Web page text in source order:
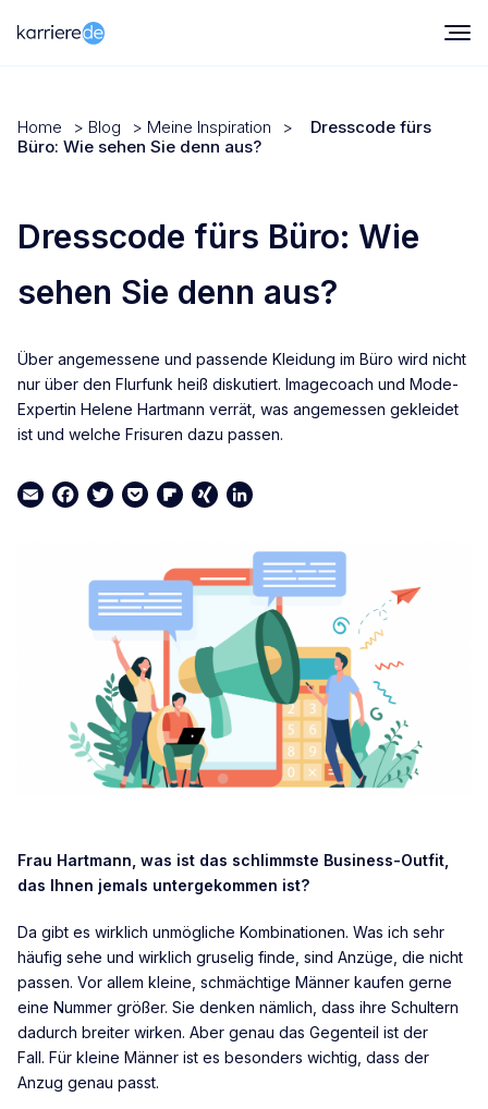
Home > Blog > Meine Inspiration >
Dresscode fürs
Büro: Wie sehen Sie denn aus?
Dresscode fürs Büro: Wie
sehen Sie denn aus?
Über angemessene und passende Kleidung im Büro wird nicht
nur über den Flurfunk heiß diskutiert. Imagecoach und Mode-
Expertin Helene Hartmann verrät, was angemessen gekleidet
ist und welche Frisuren dazu passen.
EmailFacebook
TwitterPocketFlipboard
XINGLinkedIn
Frau Hartmann, was ist das schlimmste Business-Outfit,
das Ihnen jemals untergekommen ist?
Da gibt es wirklich unmögliche Kombinationen. Was ich sehr
häufig sehe und wirklich gruselig finde, sind Anzüge, die nicht
passen. Vor allem kleine, schmächtige Männer kaufen gerne
eine Nummer größer. Sie denken nämlich, dass ihre Schultern
dadurch breiter wirken. Aber genau das Gegenteil ist der
Fall. Für kleine Männer ist es besonders wichtig, dass der
Anzug genau passt.